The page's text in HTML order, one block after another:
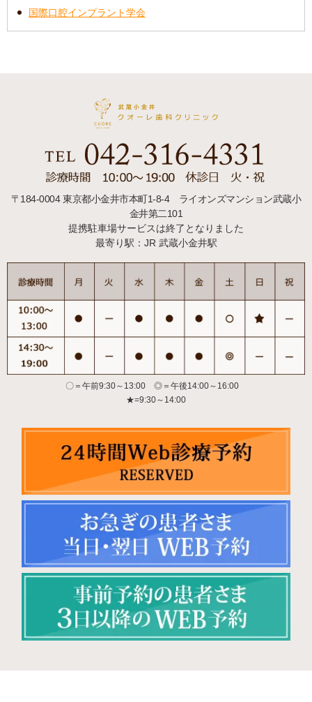
国際口腔インプラント学会
〒184-0004 東京都小金井市本町1-8-4 ライオンズマンション武蔵小
金井第二101
提携駐車場サービスは終了となりました
最寄り駅：JR 武蔵小金井駅
〇＝午前9:30～13:00 ◎＝午後14:00～16:00
★=9:30～14:00